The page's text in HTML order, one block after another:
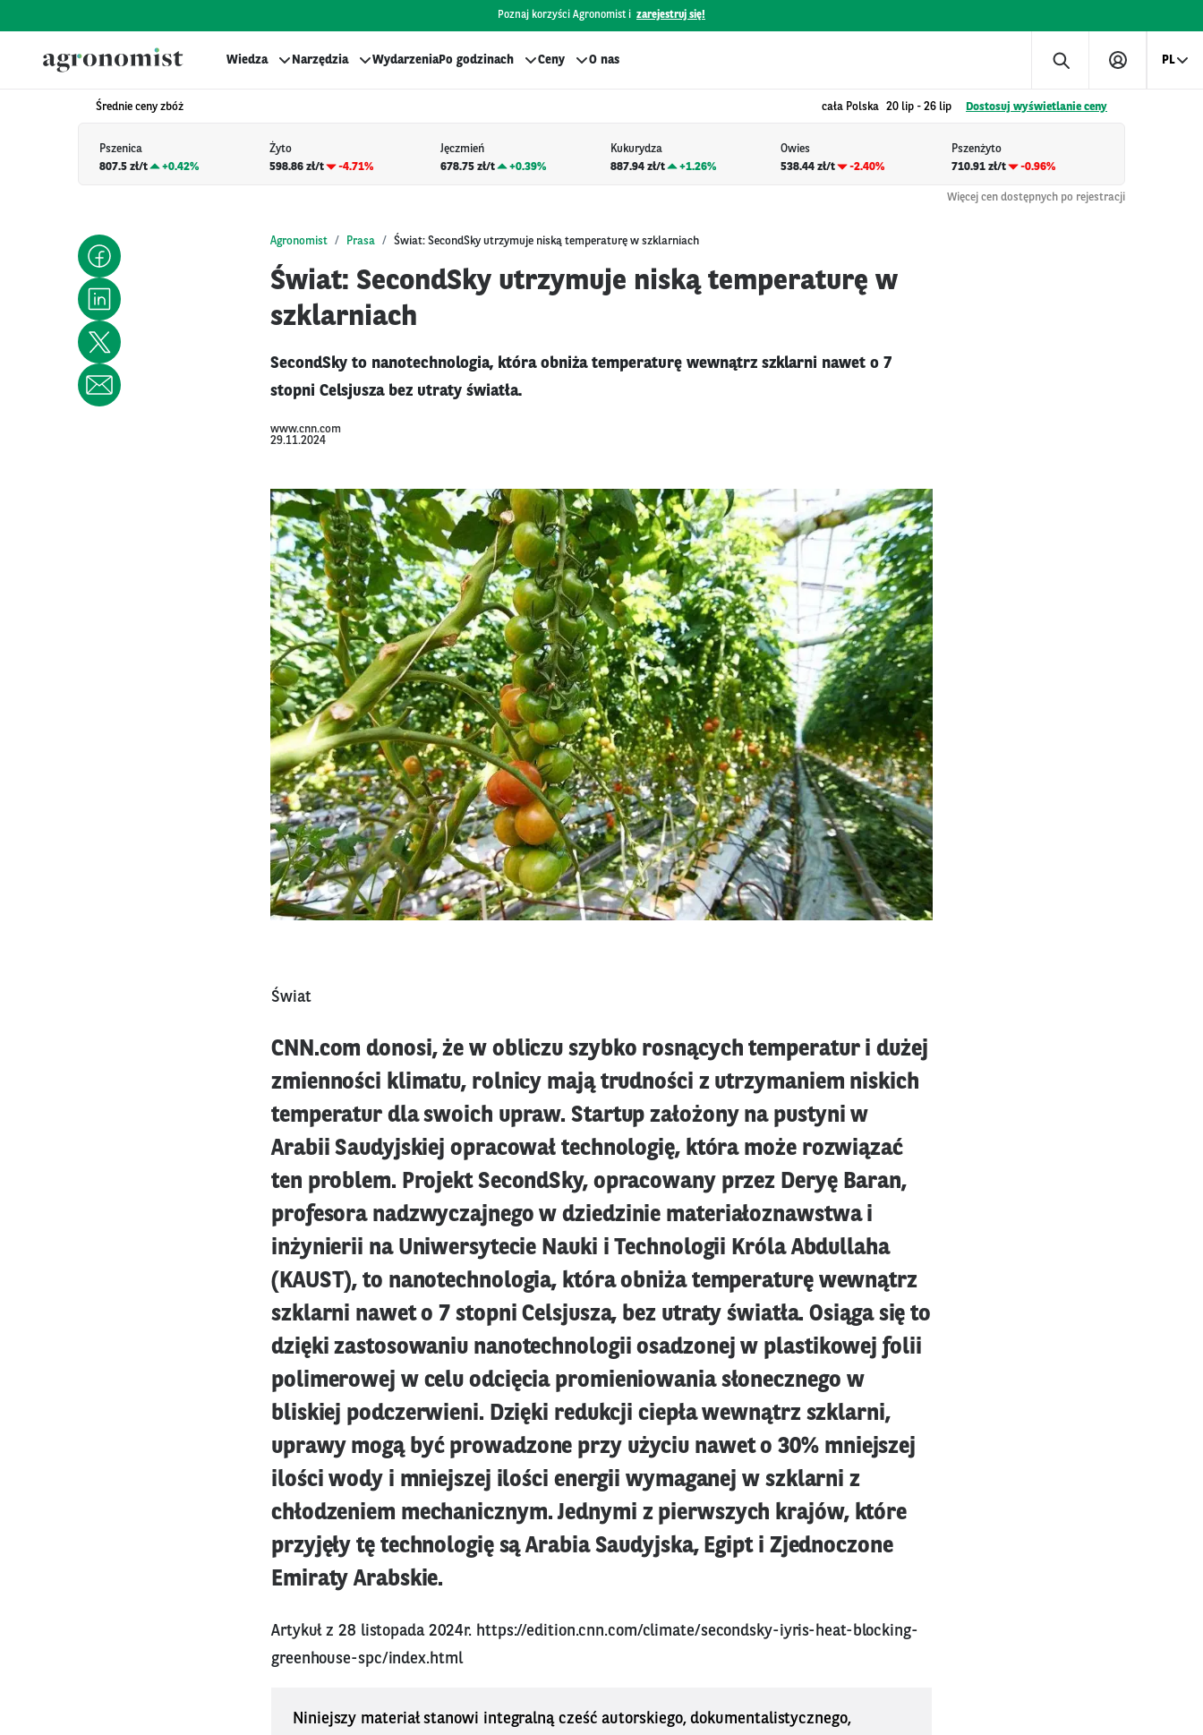
Poznaj korzyści Agronomist i zarejestruj się!
Wiedza Narzędzia WydarzeniaPo godzinach Ceny O nas PL
Średnie ceny zbóż cała Polska 20 lip - 26 lip Dostosuj wyświetlanie ceny
Pszenica
807.5 zł/t
+0.42%
Żyto
598.86 zł/t
-4.71%
Jęczmień
678.75 zł/t
+0.39%
Kukurydza
887.94 zł/t
+1.26%
Owies
538.44 zł/t
-2.40%
Pszenżyto
710.91 zł/t
-0.96%
Więcej cen dostępnych po rejestracji
Agronomist Prasa Świat: SecondSky utrzymuje niską temperaturę w szklarniach
Świat: SecondSky utrzymuje niską temperaturę w
szklarniach
SecondSky to nanotechnologia, która obniża temperaturę wewnątrz szklarni nawet o 7
stopni Celsjusza bez utraty światła.
www.cnn.com
29.11.2024
Świat
CNN.com donosi, że w obliczu szybko rosnących temperatur i dużej
zmienności klimatu, rolnicy mają trudności z utrzymaniem niskich
temperatur dla swoich upraw. Startup założony na pustyni w
Arabii Saudyjskiej opracował technologię, która może rozwiązać
ten problem. Projekt SecondSky, opracowany przez Deryę Baran,
profesora nadzwyczajnego w dziedzinie materiałoznawstwa i
inżynierii na Uniwersytecie Nauki i Technologii Króla Abdullaha
(KAUST), to nanotechnologia, która obniża temperaturę wewnątrz
szklarni nawet o 7 stopni Celsjusza, bez utraty światła. Osiąga się to
dzięki zastosowaniu nanotechnologii osadzonej w plastikowej folii
polimerowej w celu odcięcia promieniowania słonecznego w
bliskiej podczerwieni. Dzięki redukcji ciepła wewnątrz szklarni,
uprawy mogą być prowadzone przy użyciu nawet o 30% mniejszej
ilości wody i mniejszej ilości energii wymaganej w szklarni z
chłodzeniem mechanicznym. Jednymi z pierwszych krajów, które
przyjęły tę technologię są Arabia Saudyjska, Egipt i Zjednoczone
Emiraty Arabskie.
Artykuł z 28 listopada 2024r. https://edition.cnn.com/climate/secondsky-iyris-heat-blocking-
greenhouse-spc/index.html
Niniejszy materiał stanowi integralną cześć autorskiego, dokumentalistycznego,